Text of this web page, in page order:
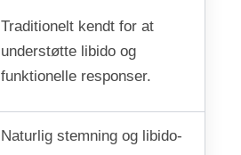
Traditionelt kendt for at
understøtte libido og
funktionelle responser.
Naturlig stemning og libido-